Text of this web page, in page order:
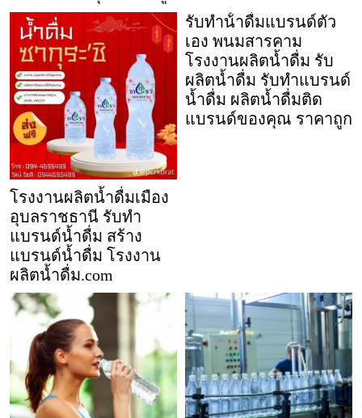
โรงงานผลิตน้ำดื่มเมือง
อุบลราชธานี รับทำ
แบรนด์น้ำดื่ม สร้าง
แบรนด์น้ำดื่ม โรงงาน
ผลิตน้ำดื่ม.com
รับทําน้ําดื่มแบรนด์ตัว
เอง พนมสารคาม
โรงงานผลิตน้ำดื่ม รับ
ผลิตน้ำดื่ม รับทำแบรนด์
น้ำดื่ม ผลิตน้ำดื่มติด
แบรนด์ของคุณ ราคาถูก